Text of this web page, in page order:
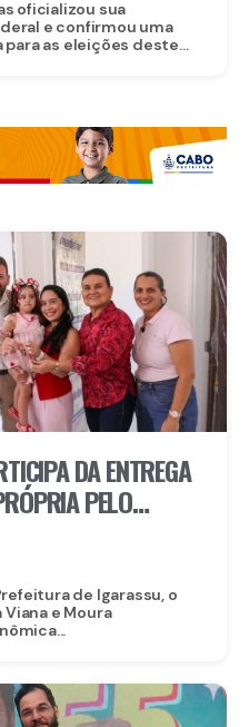
oficializou sua
e confirmou uma
as eleições deste...
DA ENTREGA
PELO
PE
de Igarassu, o
e Moura